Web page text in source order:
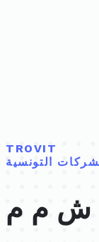
TROVIT
التونسية
ش م م